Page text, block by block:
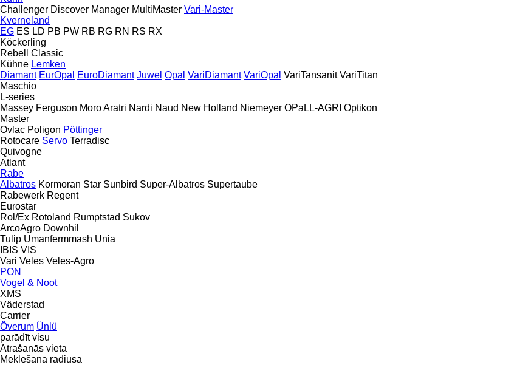
Challenger Discover Manager MultiMaster Vari-Master
Kverneland
EG ES LD PB PW RB RG RN RS RX
Köckerling
Rebell Classic
Kühne Lemken
Diamant EurOpal EuroDiamant Juwel Opal VariDiamant VariOpal VariTansanit VariTitan
Maschio
L-series
Massey Ferguson Moro Aratri Nardi Naud New Holland Niemeyer OPaLL-AGRI Optikon
Master
Ovlac Poligon Pöttinger
Rotocare Servo Terradisc
Quivogne
Atlant
Rabe
Albatros Kormoran Star Sunbird Super-Albatros Supertaube
Rabewerk Regent
Eurostar
Rol/Ex Rotoland Rumptstad Sukov
ArcoAgro Downhil
Tulip Umanfermmash Unia
IBIS VIS
Vari Veles Veles-Agro
PON
Vogel & Noot
XMS
Väderstad
Carrier
Överum Ünlü
parādīt visu
Atrašanās vieta
Meklēšana rādiusā